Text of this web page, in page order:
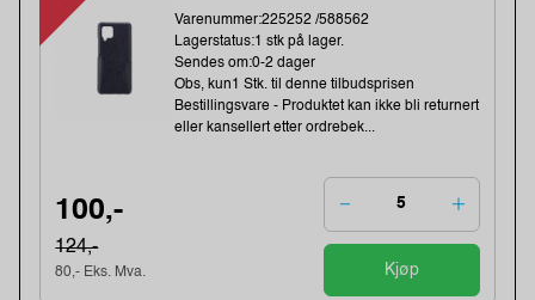
Varenummer:225252 /588562
Lagerstatus:1 stk på lager.
Sendes om:0-2 dager
Obs, kun1 Stk. til denne tilbudsprisen
Bestillingsvare - Produktet kan ikke bli returnert
eller kansellert etter ordrebek...
100,-
124,-
80,- Eks. Mva. Kjøp